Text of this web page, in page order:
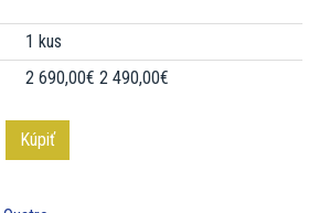
1 kus
2 690,00€ 2 490,00€
Kúpiť